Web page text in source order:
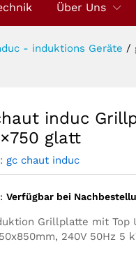
Über Uns
- induktions Geräte /
induc
glatt
gc chaut induc
Verfügbar bei
Grillplatte mit Top
240V 50Hz 5